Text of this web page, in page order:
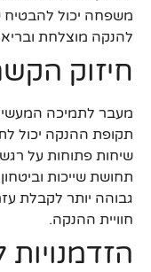
משפחה יכול
להנקה מוצלחת
חיזוק
מעבר לתמיכה
תקופת ההנקה יכול
שיחות פתוחות על
תחושת שייכות
גבוהה יותר לקבלת
חוויית ההנקה.